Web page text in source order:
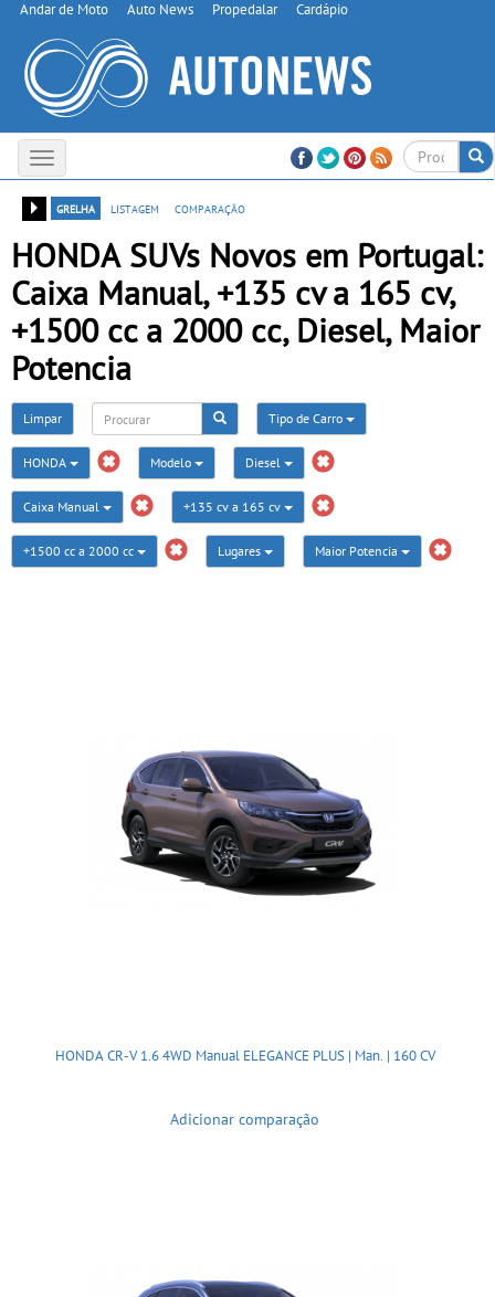
Andar de Moto Auto News Propedalar Cardápio
Toggle
navigation
grelha
listagem comparação
HONDA SUVs Novos em Portugal:
Caixa Manual, +135 cv a 165 cv,
+1500 cc a 2000 cc, Diesel, Maior
Potencia
Limpar Tipo de Carro
HONDA Modelo Diesel
Caixa Manual +135 cv a 165 cv
+1500 cc a 2000 cc Lugares Maior Potencia
HONDA CR-V 1.6 4WD Manual ELEGANCE PLUS | Man. | 160 CV
Adicionar comparação